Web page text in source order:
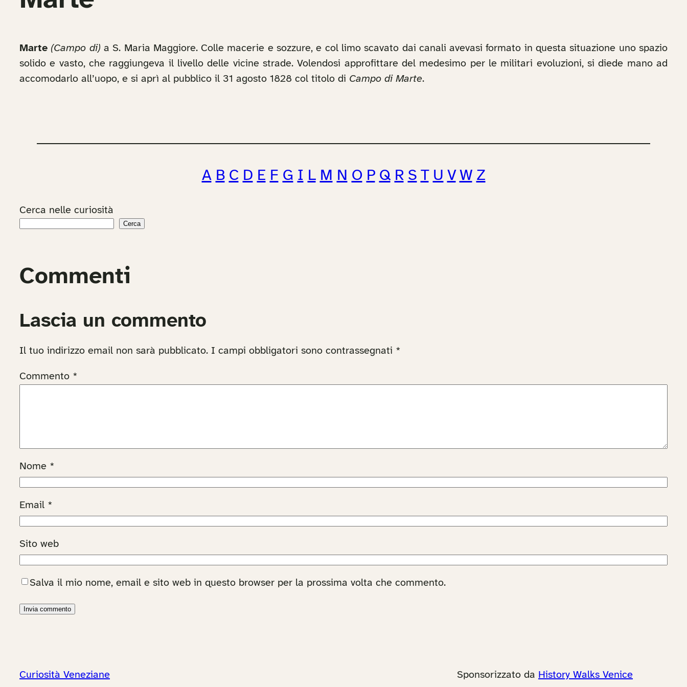
Marte (Campo di) a S. Maria Maggiore. Colle macerie e sozzure, e col limo scavato dai canali avevasi formato in questa situazione uno spazio
solido e vasto, che raggiungeva il livello delle vicine strade. Volendosi approfittare del medesimo per le militari evoluzioni, si diede mano ad
accomodarlo all’uopo, e si aprì al pubblico il 31 agosto 1828 col titolo di Campo di Marte.
A B C D E F G I L M N O P Q R S T U V W Z
Cerca nelle curiosità
Cerca
Commenti
Lascia un commento
Il tuo indirizzo email non sarà pubblicato. I campi obbligatori sono contrassegnati *
Commento *
Nome *
Email *
Sito web
Salva il mio nome, email e sito web in questo browser per la prossima volta che commento.
Curiosità Veneziane Sponsorizzato da History Walks Venice